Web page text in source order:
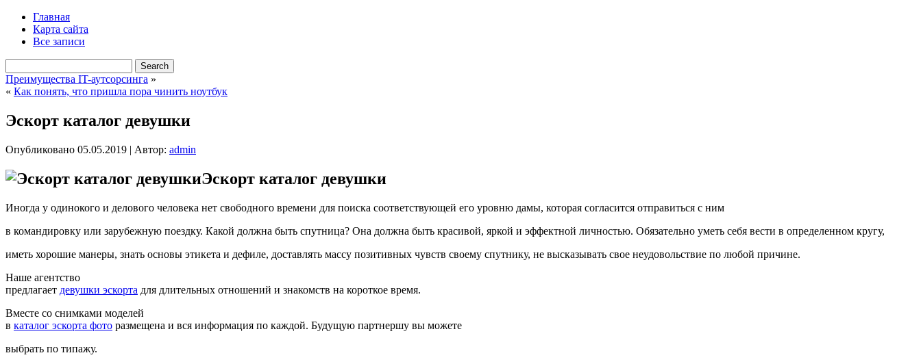
Главная
Карта сайта
Все записи
Преимущества IT-аутсорсинга »
« Как понять, что пришла пора чинить ноутбук
Эскорт каталог девушки
Опубликовано 05.05.2019 | Автор: admin
Эскорт каталог девушки
Иногда у одинокого и делового человека нет свободного времени для поиска соответствующей его уровню дамы, которая согласится отправиться с ним
в командировку или зарубежную поездку. Какой должна быть спутница? Она должна быть красивой, яркой и эффектной личностью. Обязательно уметь себя вести в определенном кругу,
иметь хорошие манеры, знать основы этикета и дефиле, доставлять массу позитивных чувств своему спутнику, не высказывать свое неудовольствие по любой причине.
Наше агентство
предлагает девушки эскорта для длительных отношений и знакомств на короткое время.
Вместе со снимками моделей
в каталог эскорта фото размещена и вся информация по каждой. Будущую партнершу вы можете
выбрать по типажу.